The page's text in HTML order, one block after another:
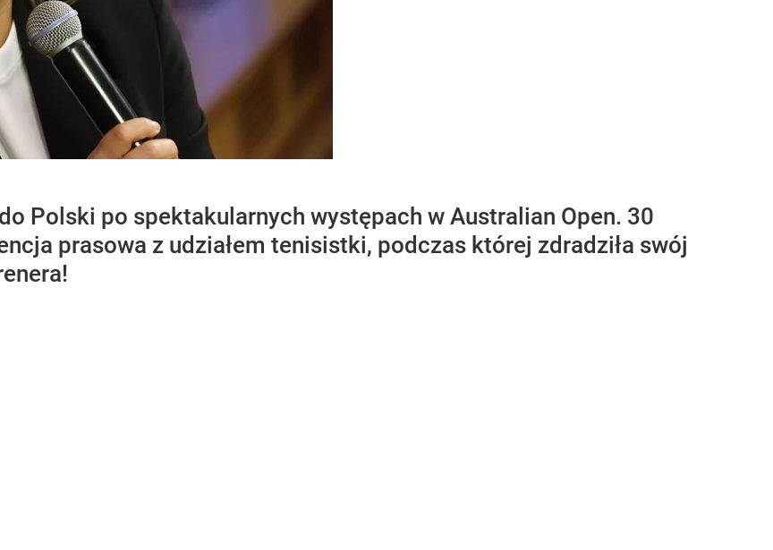
Polski po spektakularnych występach w Australian Open. 30
prasowa z udziałem tenisistki, podczas której zdradziła swój